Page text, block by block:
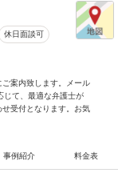
休日面談可
案内致します。メール
じて、最適な弁護士が
受付となります。お気
事例紹介 料金表